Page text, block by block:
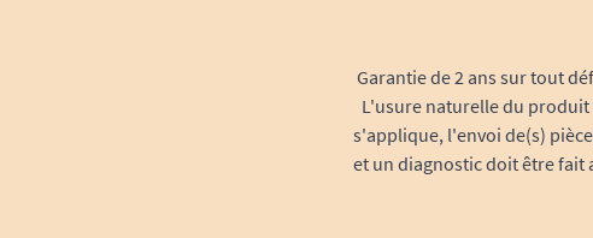
Garantie de 2 ans sur tout
L'usure naturelle du produit
s'applique, l'envoi de(s)
et un diagnostic doit être fait